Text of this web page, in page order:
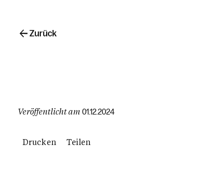
Veröffentlicht am 01.12.2024
Drucken Teilen
Zurück